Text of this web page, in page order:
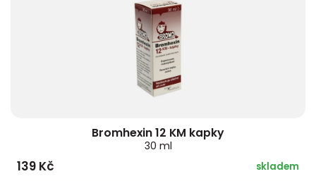
Bromhexin 12 KM kapky
30 ml
139 Kč skladem